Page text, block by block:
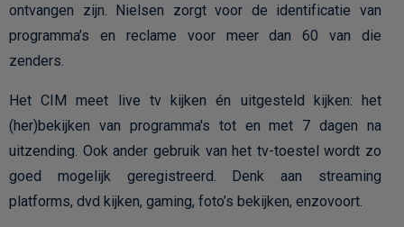
ontvangen zijn. Nielsen zorgt voor de identificatie van
programma’s en reclame voor meer dan 60 van die
zenders.
Het CIM meet live tv kijken én uitgesteld kijken: het
(her)bekijken van programma's tot en met 7 dagen na
uitzending. Ook ander gebruik van het tv-toestel wordt zo
goed mogelijk geregistreerd. Denk aan streaming
platforms, dvd kijken, gaming, foto’s bekijken, enzovoort.